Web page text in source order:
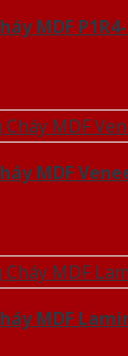
MDF
MDF
MDF